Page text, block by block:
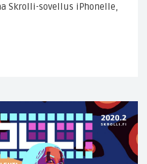
Skrolli-sovellus iPhonelle,